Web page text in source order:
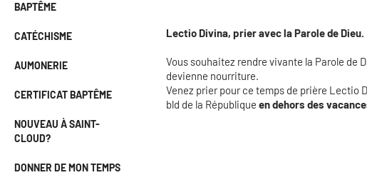
BAPTÊME
CATÉCHISME
AUMONERIE
CERTIFICAT BAPTÊME
NOUVEAU À SAINT-
CLOUD?
DONNER DE MON TEMPS
Lectio Divina, prier avec la Parole de Dieu.
Vous souhaitez rendre vivante la Parole de
devienne nourriture.
Venez prier pour ce temps de prière Lectio
bld de la République en dehors des